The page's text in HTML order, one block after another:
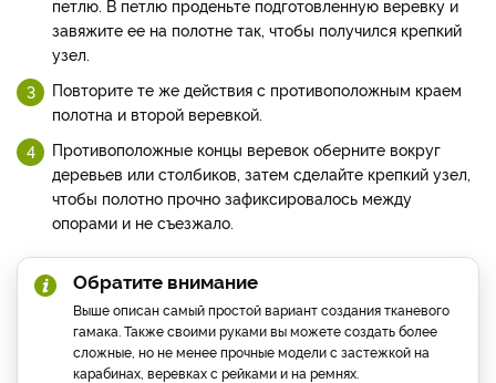
петлю. В петлю проденьте подготовленную веревку и
завяжите ее на полотне так, чтобы получился крепкий
узел.
Повторите те же действия с противоположным краем
полотна и второй веревкой.
Противоположные концы веревок оберните вокруг
деревьев или столбиков, затем сделайте крепкий узел,
чтобы полотно прочно зафиксировалось между
опорами и не съезжало.
Обратите внимание
Выше описан самый простой вариант создания тканевого
гамака. Также своими руками вы можете создать более
сложные, но не менее прочные модели с застежкой на
карабинах, веревках с рейками и на ремнях.